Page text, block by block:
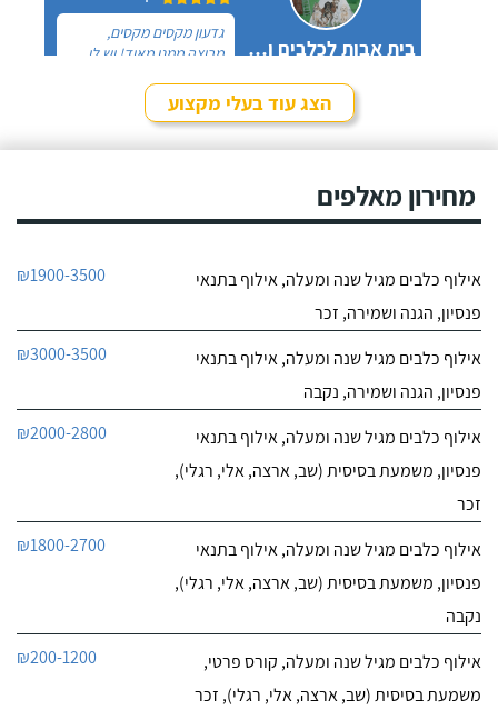
בית אבות לכלבים ופנסיון חתולים
גדעון מקסים מקסים,
מרוצה ממנו מאוד! יש לי
שנים, כל פעם שיש לי
נסיעה והיעדרות מהבית,
בחום.
חייג עכשיו
יוסי סמואל מאלף הכלבים
פרוע ולא מחונך. נפגשתי
בעיות התנהגות קשות
החלטתי לא לוותר
חייג עכשיו
הצג עוד בעלי מקצוע
מחירון מאלפים
אילוף כלבים מגיל שנה ומעלה, אילוף בתנאי
פנסיון, הגנה ושמירה, זכר
₪1900-3500
אילוף כלבים מגיל שנה ומעלה, אילוף בתנאי
פנסיון, הגנה ושמירה, נקבה
₪3000-3500
אילוף כלבים מגיל שנה ומעלה, אילוף בתנאי
פנסיון, משמעת בסיסית (שב, ארצה, אלי, רגלי),
זכר
₪2000-2800
אילוף כלבים מגיל שנה ומעלה, אילוף בתנאי
פנסיון, משמעת בסיסית (שב, ארצה, אלי, רגלי),
נקבה
₪1800-2700
אילוף כלבים מגיל שנה ומעלה, קורס פרטי,
משמעת בסיסית (שב, ארצה, אלי, רגלי), זכר
₪200-1200